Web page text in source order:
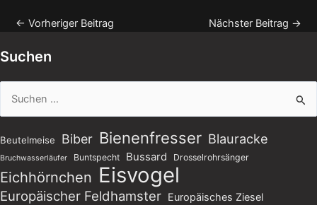
← Vorheriger Beitrag Nächster Beitrag →
Suchen
nach:
Beutelmeise Biber Bienenfresser Blauracke
Bruchwasserläufer Buntspecht Bussard Drosselrohrsänger
Eichhörnchen Eisvogel
Europäischer Feldhamster Europäisches Ziesel